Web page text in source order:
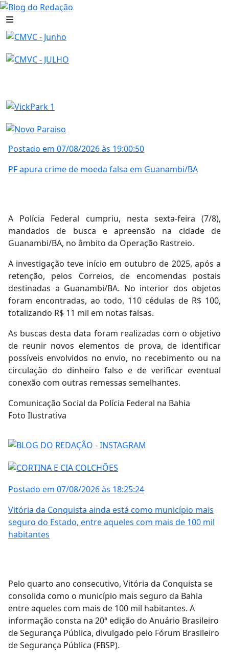
Postado em 07/08/2026 às 19:00:50
PF apura crime de moeda falsa em Guanambi/BA
A Polícia Federal cumpriu, nesta sexta-feira (7/8),
mandados de busca e apreensão na cidade de
Guanambi/BA, no âmbito da Operação Rastreio.
A investigação teve início em outubro de 2025, após a
retenção, pelos Correios, de encomendas postais
destinadas a Guanambi/BA. No interior dos objetos
foram encontradas, ao todo, 110 cédulas de R$ 100,
totalizando R$ 11 mil em notas falsas.
As buscas desta data foram realizadas com o objetivo
de reunir novos elementos de prova, de identificar
possíveis envolvidos no envio, no recebimento ou na
circulação do dinheiro falso e de verificar eventual
conexão com outras remessas semelhantes.
Comunicação Social da Polícia Federal na Bahia
Foto Ilustrativa
Postado em 07/08/2026 às 18:25:24
Vitória da Conquista ainda está como município mais
seguro do Estado, entre aqueles com mais de 100 mil
habitantes
Pelo quarto ano consecutivo, Vitória da Conquista se
consolida como o município mais seguro da Bahia
entre aqueles com mais de 100 mil habitantes. A
informação consta na 20ª edição do Anuário Brasileiro
de Segurança Pública, divulgado pelo Fórum Brasileiro
de Segurança Pública (FBSP).